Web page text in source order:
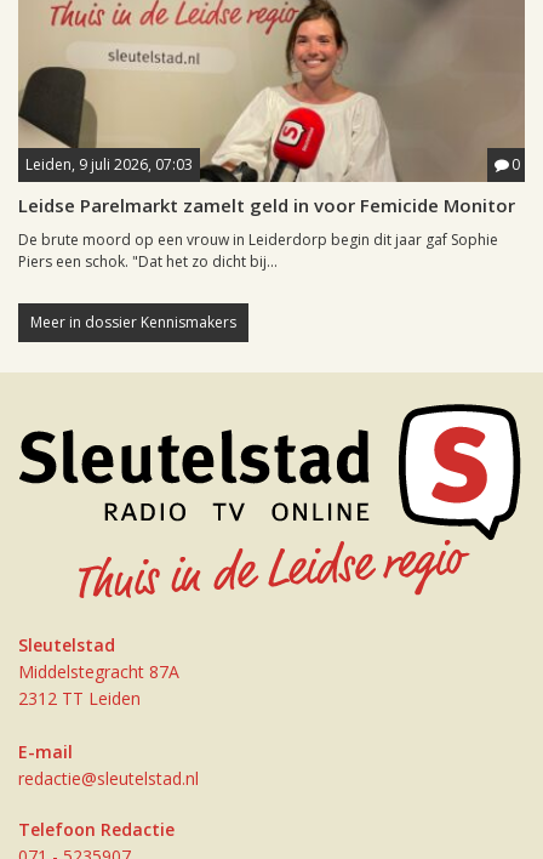
Leiden, 9 juli 2026, 07:03 0
Leidse Parelmarkt zamelt geld in voor Femicide Monitor
De brute moord op een vrouw in Leiderdorp begin dit jaar gaf Sophie
Piers een schok. "Dat het zo dicht bij...
Meer in dossier Kennismakers
Sleutelstad
Middelstegracht 87A
2312 TT Leiden
E-mail
redactie@sleutelstad.nl
Telefoon Redactie